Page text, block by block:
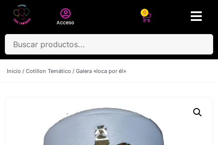
Acceso
0
Inicio / Cotillon Temático / Galera «loca por él»